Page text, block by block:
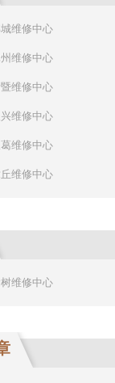
维修中心
维修中心
维修中心
维修中心
维修中心
维修中心
维修中心